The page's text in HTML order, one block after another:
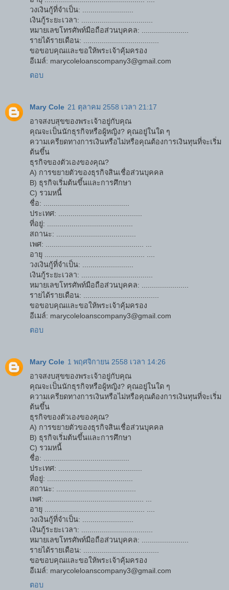
วงเงินกู้ที่จำเป็น: .........................
เงินกู้ระยะเวลา: ...................................
หมายเลขโทรศัพท์มือถือส่วนบุคคล: .......................
รายได้รายเดือน: .....................................
ขอขอบคุณและขอให้พระเจ้าคุ้มครอง
อีเมล์: marycoleloanscompany3@gmail.com
ตอบ
Mary Cole 21 ตุลาคม 2558 เวลา 21:17
อาจสงบสุขของพระเจ้าอยู่กับคุณ
คุณจะเป็นนักธุรกิจหรือผู้หญิง? คุณอยู่ในใด ๆ
ความเครียดทางการเงินหรือไม่หรือคุณต้องการเงินทุนที่จะเริ่ม
ต้นขึ้น
ธุรกิจของตัวเองของคุณ?
A) การขยายตัวของธุรกิจสินเชื่อส่วนบุคคล
B) ธุรกิจเริ่มต้นขึ้นและการศึกษา
C) รวมหนี้
ชื่อ: ..........................................
ประเทศ: .........................................
ที่อยู่: ..........................................
สถานะ: .......................................
เพศ: ................................................ ...
อายุ ................................................. ....
วงเงินกู้ที่จำเป็น: .........................
เงินกู้ระยะเวลา: ...................................
หมายเลขโทรศัพท์มือถือส่วนบุคคล: .......................
รายได้รายเดือน: .....................................
ขอขอบคุณและขอให้พระเจ้าคุ้มครอง
อีเมล์: marycoleloanscompany3@gmail.com
ตอบ
Mary Cole 1 พฤศจิกายน 2558 เวลา 14:26
อาจสงบสุขของพระเจ้าอยู่กับคุณ
คุณจะเป็นนักธุรกิจหรือผู้หญิง? คุณอยู่ในใด ๆ
ความเครียดทางการเงินหรือไม่หรือคุณต้องการเงินทุนที่จะเริ่ม
ต้นขึ้น
ธุรกิจของตัวเองของคุณ?
A) การขยายตัวของธุรกิจสินเชื่อส่วนบุคคล
B) ธุรกิจเริ่มต้นขึ้นและการศึกษา
C) รวมหนี้
ชื่อ: ..........................................
ประเทศ: .........................................
ที่อยู่: ..........................................
สถานะ: .......................................
เพศ: ................................................ ...
อายุ ................................................. ....
วงเงินกู้ที่จำเป็น: .........................
เงินกู้ระยะเวลา: ...................................
หมายเลขโทรศัพท์มือถือส่วนบุคคล: .......................
รายได้รายเดือน: .....................................
ขอขอบคุณและขอให้พระเจ้าคุ้มครอง
อีเมล์: marycoleloanscompany3@gmail.com
ตอบ